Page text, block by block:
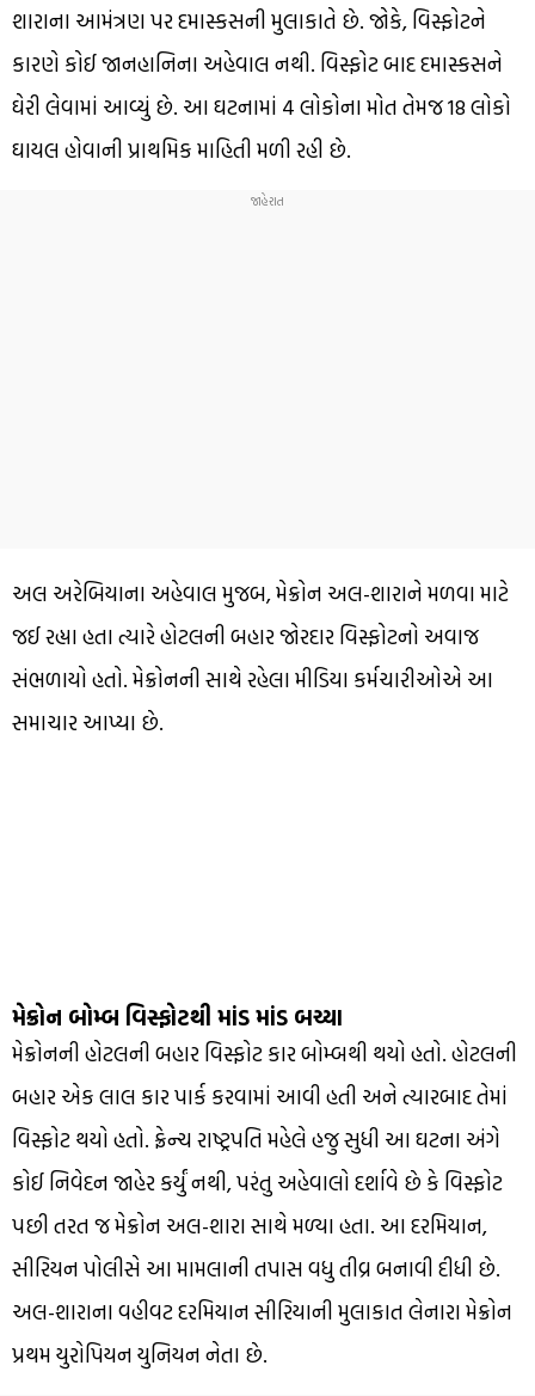
શારાના આમંત્રણ પર દમાસ્કસની મુલાકાતે છે. જોકે, વિસ્ફોટને
કારણે કોઈ જાનહાનિના અહેવાલ નથી. વિસ્ફોટ બાદ દમાસ્કસને
ઘેરી લેવામાં આવ્યું છે. આ ઘટનામાં 4 લોકોના મોત તેમજ 18 લોકો
ઘાયલ હોવાની પ્રાથમિક માહિતી મળી રહી છે.
અલ અરેબિયાના અહેવાલ મુજબ, મેક્રોન અલ-શારાને મળવા માટે
જઈ રહ્યા હતા ત્યારે હોટલની બહાર જોરદાર વિસ્ફોટનો અવાજ
સંભળાયો હતો. મેક્રોનની સાથે રહેલા મીડિયા કર્મચારીઓએ આ
સમાચાર આપ્યા છે.
મેક્રોન બોમ્બ વિસ્ફોટથી માંડ માંડ બચ્યા
મેક્રોનની હોટલની બહાર વિસ્ફોટ કાર બોમ્બથી થયો હતો. હોટલની
બહાર એક લાલ કાર પાર્ક કરવામાં આવી હતી અને ત્યારબાદ તેમાં
વિસ્ફોટ થયો હતો. ફ્રેન્ચ રાષ્ટ્રપતિ મહેલે હજુ સુધી આ ઘટના અંગે
કોઈ નિવેદન જાહેર કર્યું નથી, પરંતુ અહેવાલો દર્શાવે છે કે વિસ્ફોટ
પછી તરત જ મેક્રોન અલ-શારા સાથે મળ્યા હતા. આ દરમિયાન,
સીરિયન પોલીસે આ મામલાની તપાસ વધુ તીવ્ર બનાવી દીધી છે.
અલ-શારાના વહીવટ દરમિયાન સીરિયાની મુલાકાત લેનારા મેક્રોન
પ્રથમ યુરોપિયન યુનિયન નેતા છે.